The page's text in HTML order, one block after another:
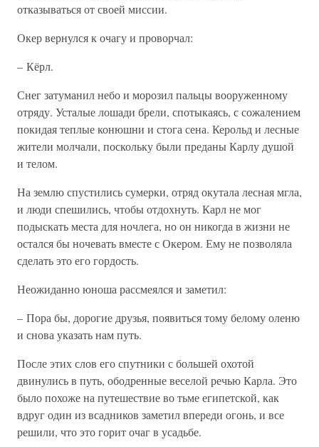
отказываться от своей миссии.
Окер вернулся к очагу и проворчал:
– Кёрл.
Снег затуманил небо и морозил пальцы вооруженному
отряду. Усталые лошади брели, спотыкаясь, с сожалением
покидая теплые конюшни и стога сена. Керольд и лесные
жители молчали, поскольку были преданы Карлу душой
и телом.
На землю спустились сумерки, отряд окутала лесная мгла,
и люди спешились, чтобы отдохнуть. Карл не мог
подыскать места для ночлега, но он никогда в жизни не
остался бы ночевать вместе с Окером. Ему не позволяла
сделать это его гордость.
Неожиданно юноша рассмеялся и заметил:
– Пора бы, дорогие друзья, появиться тому белому оленю
и снова указать нам путь.
После этих слов его спутники с большей охотой
двинулись в путь, ободренные веселой речью Карла. Это
было похоже на путешествие во тьме египетской, как
вдруг один из всадников заметил впереди огонь, и все
решили, что это горит очаг в усадьбе.